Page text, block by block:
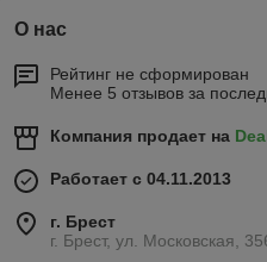
О нас
Рейтинг не сформирован
Менее 5 отзывов за
Компания продает на
Работает с 04.11.2013
г. Брест
г. Брест, ул. Московская,